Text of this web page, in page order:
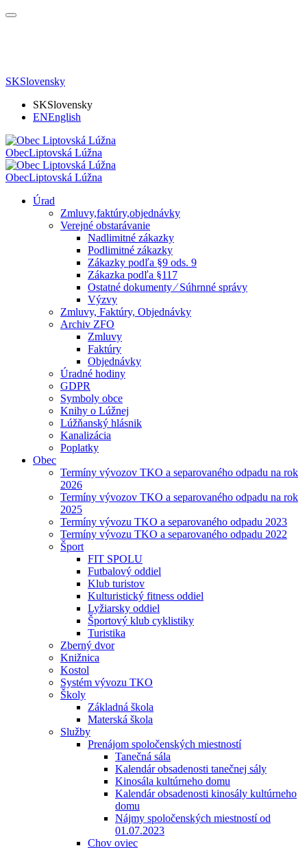
SKSlovensky
SKSlovensky
ENEnglish
ObecLiptovská Lúžna
ObecLiptovská Lúžna
Úrad
Zmluvy,faktúry,objednávky
Verejné obstarávanie
Nadlimitné zákazky
Podlimitné zákazky
Zákazky podľa §9 ods. 9
Zákazka podľa §117
Ostatné dokumenty ⁄ Súhrnné správy
Výzvy
Zmluvy, Faktúry, Objednávky
Archiv ZFO
Zmluvy
Faktúry
Objednávky
Úradné hodiny
GDPR
Symboly obce
Knihy o Lúžnej
Lúžňanský hlásnik
Kanalizácia
Poplatky
Obec
Termíny vývozov TKO a separovaného odpadu na rok
2026
Termíny vývozov TKO a separovaného odpadu na rok
2025
Termíny vývozu TKO a separovaného odpadu 2023
Termíny vývozu TKO a separovaného odpadu 2022
Šport
FIT SPOLU
Futbalový oddiel
Klub turistov
Kulturistický fitness oddiel
Lyžiarsky oddiel
Športový klub cyklistiky
Turistika
Zberný dvor
Knižnica
Kostol
Systém vývozu TKO
Školy
Základná škola
Materská škola
Služby
Prenájom spoločenských miestností
Tanečná sála
Kalendár obsadenosti tanečnej sály
Kinosála kultúrneho domu
Kalendár obsadenosti kinosály kultúrneho
domu
Nájmy spoločenských miestností od
01.07.2023
Chov oviec